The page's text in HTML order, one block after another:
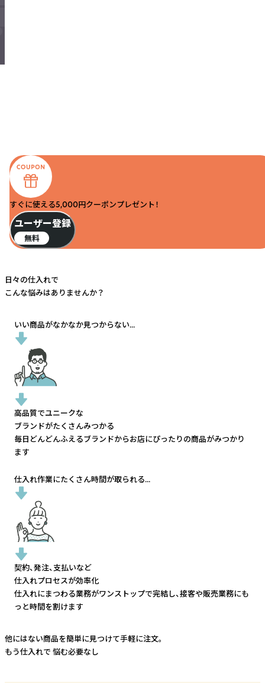
すぐに使える5,000円クーポンプレゼント！
ユーザー登録
無料
日々の仕入れで
こんな悩みはありませんか？
いい商品がなかなか見つからない...
高品質でユニークな
ブランドがたくさんみつかる
毎日どんどんふえるブランドからお店にぴったりの商品がみつかり
ます
仕入れ作業にたくさん時間が取られる...
契約、発注、支払いなど
仕入れプロセスが効率化
仕入れにまつわる業務がワンストップで完結し、接客や販売業務にも
っと時間を割けます
他にはない商品を簡単に見つけて手軽に注文。
もう仕入れで 悩む必要なし